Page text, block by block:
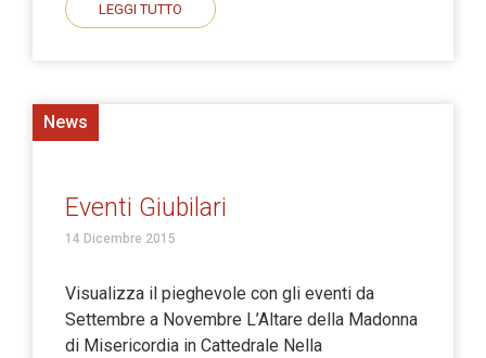
LEGGI TUTTO
News
Eventi Giubilari
14 Dicembre 2015
Visualizza il pieghevole con gli eventi da
Settembre a Novembre L’Altare della Madonna
di Misericordia in Cattedrale Nella